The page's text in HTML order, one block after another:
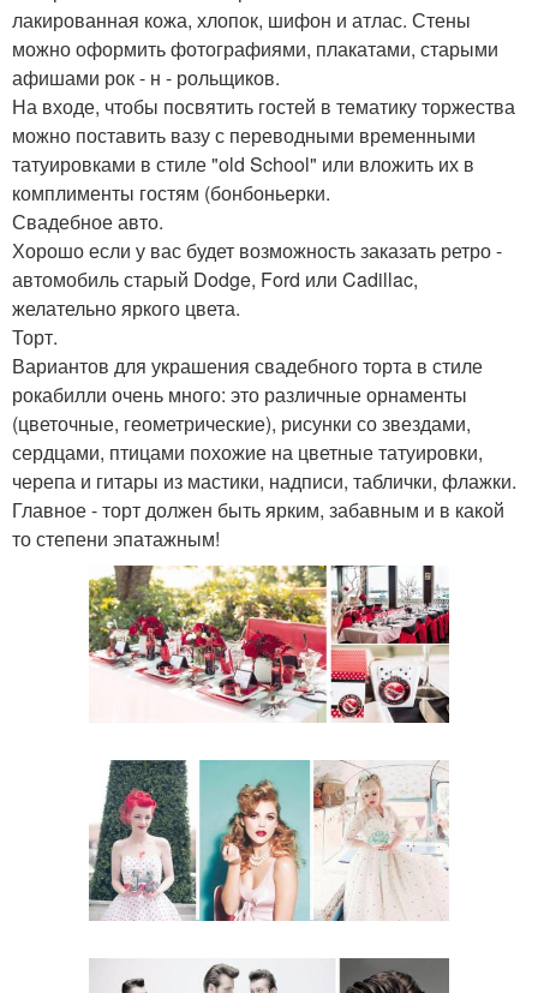
лакированная кожа, хлопок, шифон и атлас. Стены
можно оформить фотографиями, плакатами, старыми
афишами рок - н - рольщиков.
На входе, чтобы посвятить гостей в тематику торжества
можно поставить вазу с переводными временными
татуировками в стиле "old School" или вложить их в
комплименты гостям (бонбоньерки.
Свадебное авто.
Хорошо если у вас будет возможность заказать ретро -
автомобиль старый Dodge, Ford или Cadillac,
желательно яркого цвета.
Торт.
Вариантов для украшения свадебного торта в стиле
рокабилли очень много: это различные орнаменты
(цветочные, геометрические), рисунки со звездами,
сердцами, птицами похожие на цветные татуировки,
черепа и гитары из мастики, надписи, таблички, флажки.
Главное - торт должен быть ярким, забавным и в какой
то степени эпатажным!